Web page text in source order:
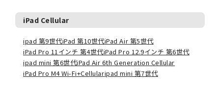
iPad Cellular
ipad 第9世代iPad 第10世代iPad Air 第5世代
iPad Pro 11インチ 第4世代iPad Pro 12.9インチ 第6世代
ipad mini 第6世代iPad Air 6th Generation Cellular
iPad Pro M4 Wi-Fi+Cellularipad mini 第7世代